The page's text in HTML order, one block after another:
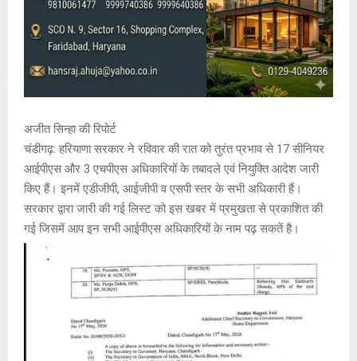
अजीत सिन्हा की रिपोर्ट
चंडीगढ़: हरियाणा सरकार ने रविवार की रात को तुरंत प्रभाव से 17 सीनियर
आईपीएस और 3 एचपीएस अधिकारियों के तबादले एवं नियुक्ति आदेश जारी
किए हैं। इनमें एडीजीपी, आईजीपी व एसपी स्तर के सभी अधिकारी हैं।
सरकार द्वारा जारी की गई लिस्ट को इस खबर में प्रमुखता से प्रकाशित की
गई जिसमें आप इन सभी आईपीएस अधिकारियों के नाम पढ़ सकतें है।